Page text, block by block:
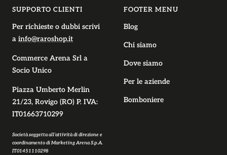
SUPPORTO CLIENTI
Per richieste o dubbi scrivi
a info@raroshop.it
Commerce Arena Srl a
Socio Unico
Piazza Umberto Merlin
21/23, Rovigo (RO) P. IVA:
IT01663710299
Società soggetta all’attività di direzione e
coordinamento di Marketing Arena S.p.A.
IT01451110298
FOOTER MENU
Blog
Chi siamo
Dove siamo
Per le aziende
Bomboniere